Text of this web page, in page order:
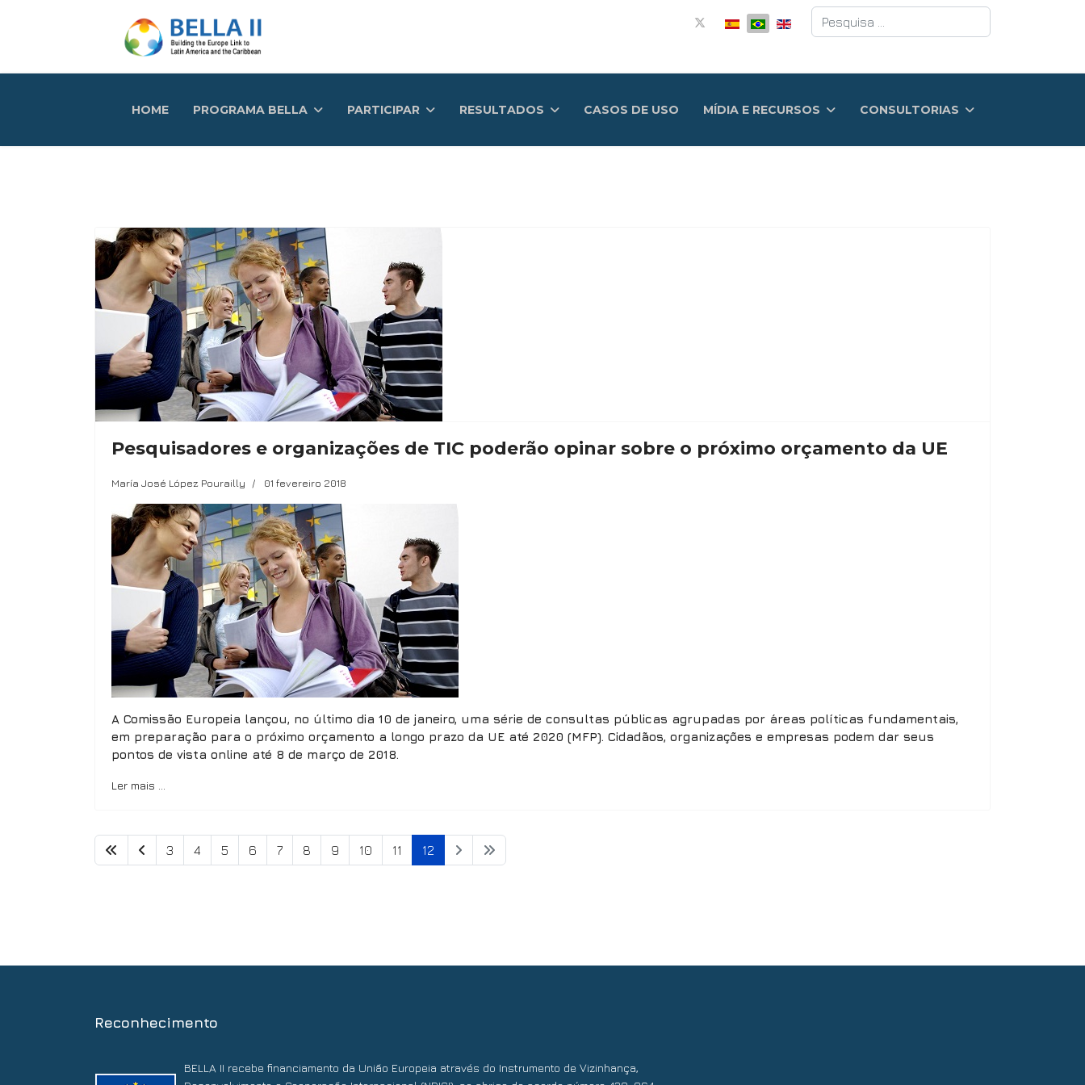
Pesquisar
HOME PROGRAMA BELLA PARTICIPAR RESULTADOS CASOS DE USO MÍDIA E RECURSOS CONSULTORIAS
Pesquisadores e organizações de TIC poderão opinar sobre o próximo orçamento da UE
María José López Pourailly 01 fevereiro 2018
A Comissão Europeia lançou, no último dia 10 de janeiro, uma série de consultas públicas agrupadas por áreas políticas fundamentais,
em preparação para o próximo orçamento a longo prazo da UE até 2020 (MFP). Cidadãos, organizações e empresas podem dar seus
pontos de vista online até 8 de março de 2018.
Ler mais …
3 4 5 6 7 8 9 10 11 12
Reconhecimento
BELLA II recebe financiamento da União Europeia através do Instrumento de Vizinhança,